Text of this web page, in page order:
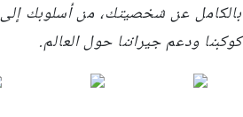
بالكامل عن شخصيتك، من أسلوبك
كوكبنا ودعم جيراننا حول العالم.